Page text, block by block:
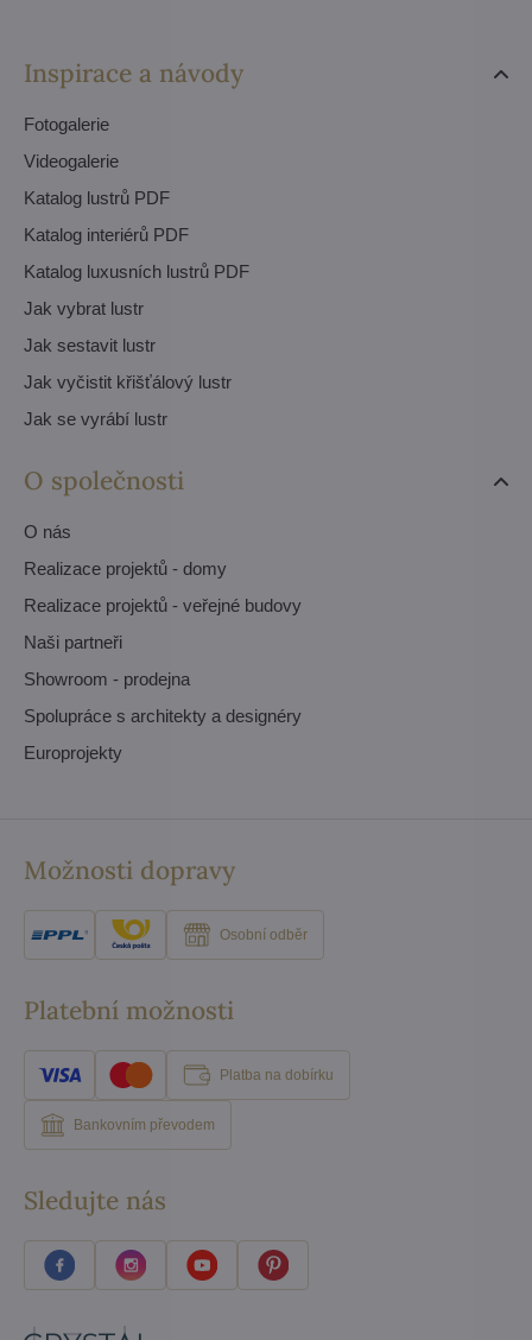
Inspirace a návody
Fotogalerie
Videogalerie
Katalog lustrů PDF
Katalog interiérů PDF
Katalog luxusních lustrů PDF
Jak vybrat lustr
Jak sestavit lustr
Jak vyčistit křišťálový lustr
Jak se vyrábí lustr
O společnosti
O nás
Realizace projektů - domy
Realizace projektů - veřejné budovy
Naši partneři
Showroom - prodejna
Spolupráce s architekty a designéry
Europrojekty
Možnosti dopravy
Osobní odběr
Platební možnosti
Platba na dobírku
Bankovním převodem
Sledujte nás